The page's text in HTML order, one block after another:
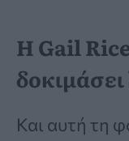
Η Gail
Και αυτή τη